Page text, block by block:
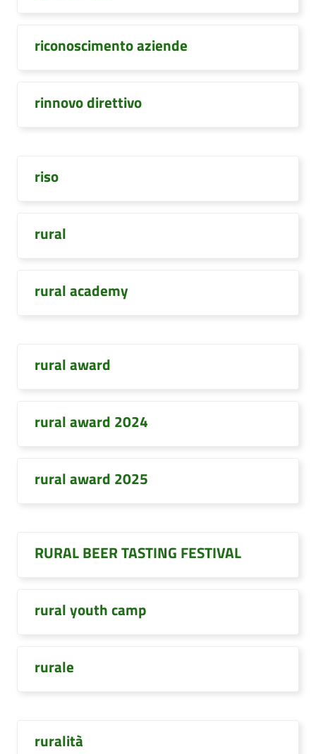
riconoscimento aziende
rinnovo direttivo
riso
rural
rural academy
rural award
rural award 2024
rural award 2025
RURAL BEER TASTING FESTIVAL
rural youth camp
rurale
ruralità